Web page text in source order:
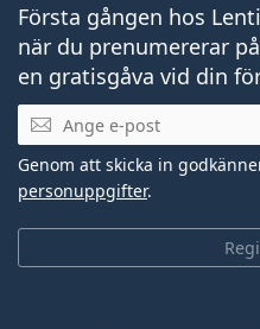
Första gången hos
när du prenumererar
en gratisgåva vid din
Mejladress
Genom att skicka in
personuppgifter.